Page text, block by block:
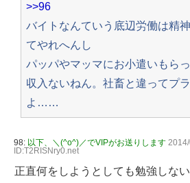
>>96
バイトなんていう底辺労働は精
てやれへんし
パッパやマッマにお小遣いもら
収入ないねん。社畜と違ってプ
よ……
98: 以下、＼(^o^)／でVIPがお送りします
ID:T2RISNry0.net
正直何をしようとしても勉強しな